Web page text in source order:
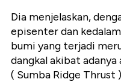
Dia menjelaskan,
episenter dan
bumi yang terjadi
dangkal akibat
( Sumba Ridge Thrust